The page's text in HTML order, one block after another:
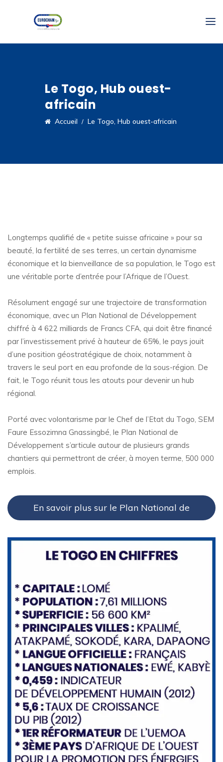
Le Togo, Hub ouest-
africain
Accueil Le Togo, Hub ouest-africain
Longtemps qualifié de « petite suisse africaine » pour sa
beauté, la fertilité de ses terres, un certain dynamisme
économique et la bienveillance de sa population, le Togo est
une véritable porte d’entrée pour l’Afrique de l’Ouest.
Résolument engagé sur une trajectoire de transformation
économique, avec un Plan National de Développement
chiffré à 4 622 milliards de Francs CFA, qui doit être financé
par l’investissement privé à hauteur de 65%, le pays jouit
d’une position géostratégique de choix, notamment à
travers le seul port en eau profonde de la sous-région. De
fait, le Togo réunit tous les atouts pour devenir un hub
régional.
Porté avec volontarisme par le Chef de l’Etat du Togo, SEM
Faure Essozimna Gnassingbé, le Plan National de
Développement s’articule autour de plusieurs grands
chantiers qui permettront de créer, à moyen terme, 500 000
emplois.
En savoir plus sur le Plan National de